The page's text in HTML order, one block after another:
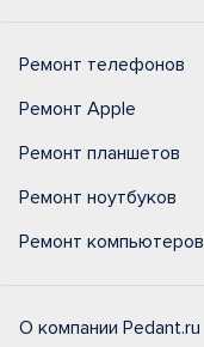
Ремонт телефонов
Ремонт Apple
Ремонт планшетов
Ремонт ноутбуков
Ремонт компьютеров
О компании Pedant.ru